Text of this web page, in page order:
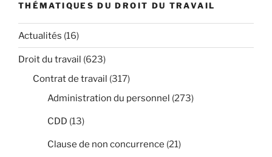
THÉMATIQUES DU DROIT DU TRAVAIL
Actualités (16)
Droit du travail (623)
Contrat de travail (317)
Administration du personnel (273)
CDD (13)
Clause de non concurrence (21)